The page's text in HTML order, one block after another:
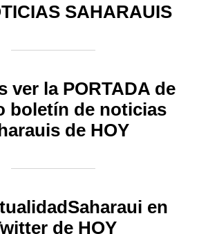
SAHARAUIS
ver la PORTADA de
boletín de noticias
de HOY
en
de HOY